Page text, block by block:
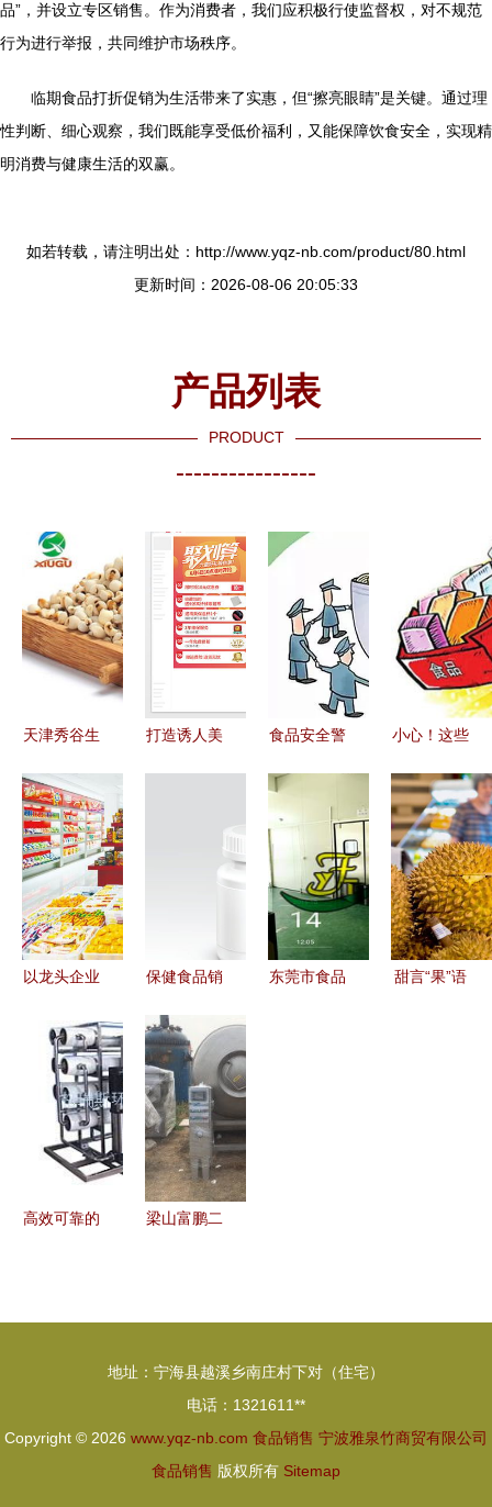
品”，并设立专区销售。作为消费者，我们应积极行使监督权，对不规范
行为进行举报，共同维护市场秩序。
临期食品打折促销为生活带来了实惠，但“擦亮眼睛”是关键。通过理
性判断、细心观察，我们既能享受低价福利，又能保障饮食安全，实现精
明消费与健康生活的双赢。
如若转载，请注明出处：http://www.yqz-nb.com/product/80.html
更新时间：2026-08-06 20:05:33
产品列表
PRODUCT
----------------
天津秀谷生
直销干燥薏
米粉，打造
健康食品新
选择
打造诱人美
食品安全警
格，留心你
常买的几
款！
小心！这些
格，淘宝天
猫均有售
以龙头企业
动现代农业
高质量发展
——食品销
售转型实践
与思考
保健食品销
自己包装
吗？——符
合法规下搞
定制许可助
力小型商家
突围
东莞市食品
甜言“果”语
高效可靠的
梁山富鹏二
护食品销售
本源
地址：宁海县越溪乡南庄村下对（住宅）
电话：1321611**
Copyright © 2026 www.yqz-nb.com 食品销售 宁波雅泉竹商贸有限公司
食品销售 版权所有 Sitemap